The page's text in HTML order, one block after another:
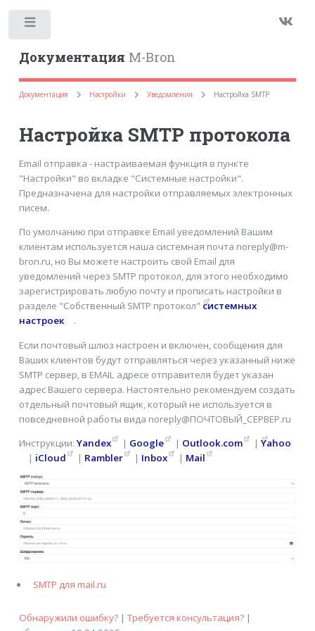
Документация M-Bron
Документация Настройки Уведомления Настройка SMTP
Настройка SMTP протокола
Email отправка - настраиваемая функция в пункте
"Настройки" во вкладке "Системные настройки".
Предназначена для настройки отправляемых электронных
писем.
По умолчанию при отправке Email уведомлений Вашим
клиентам используется наша системная почта noreply@m-
bron.ru, но Вы можете настроить свой Email для
уведомлений через SMTP протокол, для этого необходимо
зарегистрировать любую почту и прописать настройки в
разделе "Собственный SMTP протокол" системных
настроек
.
Если почтовый шлюз настроен и включен, сообщения для
Ваших клиентов будут отправляться через указанный ниже
SMTP сервер, в EMAIL адресе отправителя будет указан
адрес Вашего сервера. Настоятельно рекомендуем создать
отдельный почтовый ящик, который не используется в
повседневной работы вида noreply@ПОЧТОВЫЙ_СЕРВЕР.ru
Инструкции: Yandex | Google | Outlook.com | Yahoo
| iCloud | Rambler | Inbox | Mail
SMTP для mail.ru
Обнаружили ошибку?| Требуется консультация?|